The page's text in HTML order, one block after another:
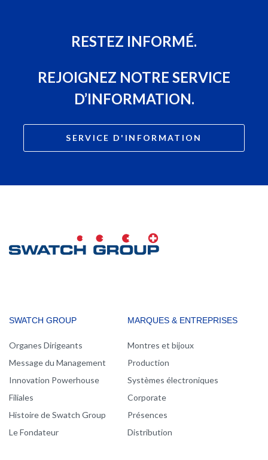
RESTEZ INFORMÉ.
REJOIGNEZ NOTRE SERVICE
D’INFORMATION.
SERVICE D'INFORMATION
MAIN
NAVIGATION
SWATCH GROUP
Organes Dirigeants
Message du Management
Innovation Powerhouse
Filiales
Histoire de Swatch Group
Le Fondateur
MARQUES & ENTREPRISES
Montres et bijoux
Production
Systèmes électroniques
Corporate
Présences
Distribution